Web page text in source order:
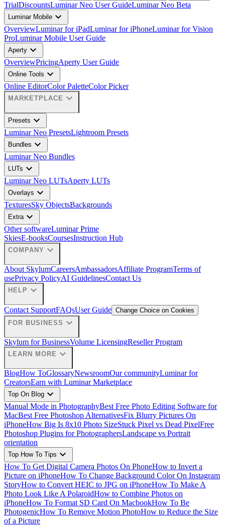
TrialDiscountsLuminar Neo User GuideLuminar Neo Beta
Luminar Mobile expand_more
OverviewLuminar for iPadLuminar for iPhoneLuminar for Vision
ProLuminar Mobile User Guide
Aperty expand_more
OverviewPricingAperty User Guide
Online Tools expand_more
Online EditorColor PaletteColor Picker
MARKETPLACE expand_more
Presets expand_more
Luminar Neo PresetsLightroom Presets
Bundles expand_more
Luminar Neo Bundles
LUTs expand_more
Luminar Neo LUTsAperty LUTs
Overlays expand_more
TexturesSky ObjectsBackgrounds
Extraexpand_more
Other softwareLuminar Prime
SkiesE-booksCoursesInstruction Hub
COMPANY expand_more
About SkylumCareersAmbassadorsAffiliate ProgramTerms of
usePrivacy PolicyAI GuidelinesContact Us
HELP expand_more
Contact SupportFAQsUser Guide Change Choice on Cookies
FOR BUSINESS expand_more
Skylum for BusinessVolume LicensingReseller Program
LEARN MORE expand_more
BlogHow ToGlossaryNewsroomOur communityLuminar for
CreatorsEarn with Luminar Marketplace
Top On Blog expand_more
Manual Mode in PhotographyBest Free Photo Editing Software for
MacBest Free Photoshop AlternativesFix Blurry Pictures On
iPhoneHow Big Is 8x10 Photo SizeStuck Pixel vs Dead PixelFree
Photoshop Plugins for PhotographersLandscape vs Portrait
orientation
Top How To Tips expand_more
How To Get Digital Camera Photos On PhoneHow to Invert a
Picture on iPhoneHow To Change Background Color On Instagram
StoryHow to Convert HEIC to JPG on iPhoneHow To Make A
Photo Look Like A PolaroidHow to Combine Photos on
iPhoneHow To Format SD Card On MacbookHow To Be
PhotogenicHow To Remove Motion PhotoHow to Reduce the Size
of a Picture